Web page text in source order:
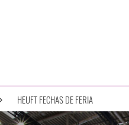
HEUFT FECHAS DE FERIA